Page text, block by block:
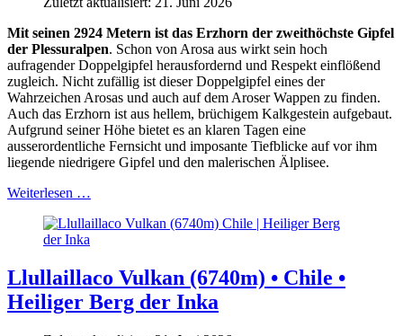
Mit seinen 2924 Metern ist das Erzhorn der zweithöchste Gipfel
der Plessuralpen. Schon von Arosa aus wirkt sein hoch
aufragender Doppelgipfel herausfordernd und Respekt einflößend
zugleich. Nicht zufällig ist dieser Doppelgipfel eines der
Wahrzeichen Arosas und auch auf dem Aroser Wappen zu finden.
Auch das Erzhorn ist aus hellem, brüchigem Kalkgestein aufgebaut.
Aufgrund seiner Höhe bietet es an klaren Tagen eine
ausserordentliche Fernsicht und imposante Tiefblicke auf vor ihm
liegende niedrigere Gipfel und den malerischen Älplisee.
Weiterlesen …
Llullaillaco Vulkan (6740m) • Chile •
Heiliger Berg der Inka